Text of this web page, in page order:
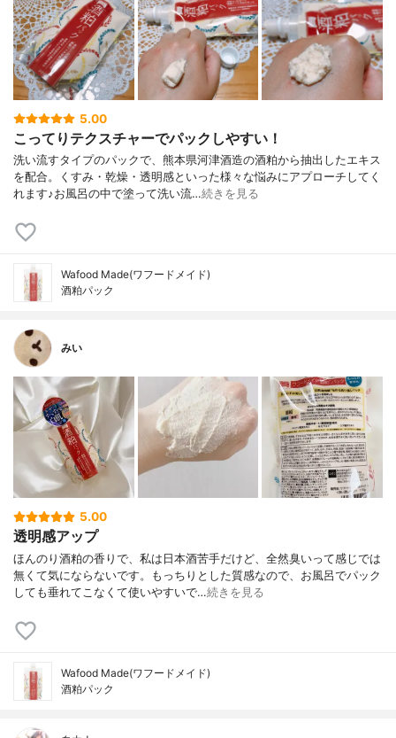
5.00
こってりテクスチャーでパックしやすい！
洗い流すタイプのパックで、熊本県河津酒造の酒粕から抽出したエキス
を配合。くすみ・乾燥・透明感といった様々な悩みにアプローチしてく
れます♪お風呂の中で塗って洗い流…続きを見る
Wafood Made(ワフードメイド)
酒粕パック
みい
5.00
透明感アップ
ほんのり酒粕の香りで、私は日本酒苦手だけど、全然臭いって感じでは
無くて気にならないです。もっちりとした質感なので、お風呂でパック
しても垂れてこなくて使いやすいで…続きを見る
Wafood Made(ワフードメイド)
酒粕パック